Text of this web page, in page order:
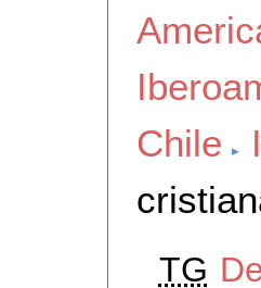
Chile
TG